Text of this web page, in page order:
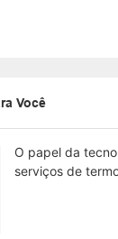
Você
O papel da
serviços de